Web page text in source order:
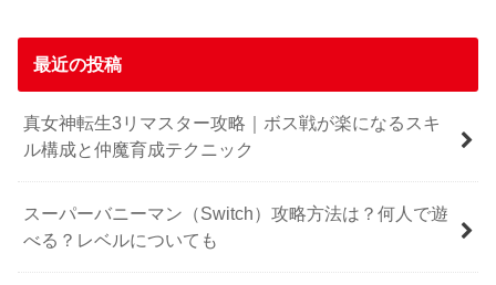
最近の投稿
真女神転生3リマスター攻略｜ボス戦が楽になるスキ
ル構成と仲魔育成テクニック
スーパーバニーマン（Switch）攻略方法は？何人で遊
べる？レベルについても